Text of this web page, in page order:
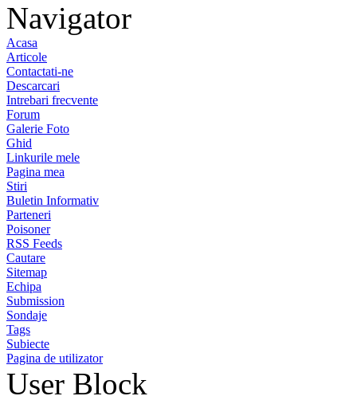
Navigator
Acasa
Articole
Contactati-ne
Descarcari
Intrebari frecvente
Forum
Galerie Foto
Ghid
Linkurile mele
Pagina mea
Stiri
Buletin Informativ
Parteneri
Poisoner
RSS Feeds
Cautare
Sitemap
Echipa
Submission
Sondaje
Tags
Subiecte
Pagina de utilizator
User Block